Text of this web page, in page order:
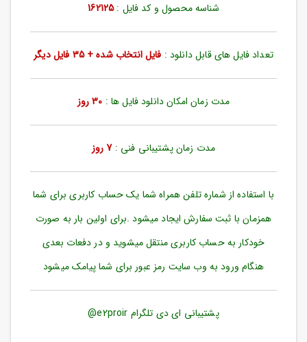
ورود
به
بازیابی
رمز
مندی
ها
شناسه محصول و کد فایل :162125
تعداد فایل های قابل دانلود : فایل انتخاب شده + 35 فایل دیگر
مدت زمان امکان دانلود فایل ها : 30 روز
مدت زمان پشتیبانی فنی :7 روز
با استفاده از شماره تلفن همراه شما یک حساب کاربری برای شما
همزمان با ثبت سفارش ایجاد میشود .برای اولین بار به صورت
خودکار به حساب کاربری منتقل میشوید و در دفعات بعدی
هنگام ورود به وب سایت رمز عبور برای شما پیامک میشود
پشتیبانی ای دی تلگرام e2proir@